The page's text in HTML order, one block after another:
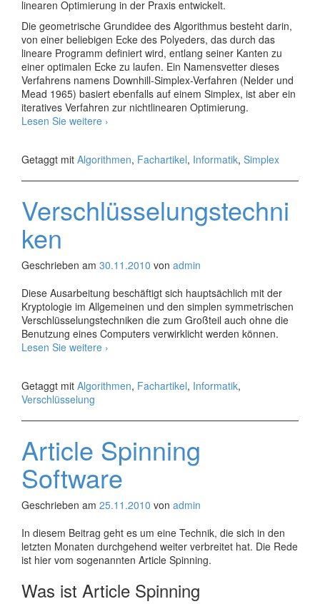
linearen Optimierung in der Praxis entwickelt.
Die geometrische Grundidee des Algorithmus besteht darin,
von einer beliebigen Ecke des Polyeders, das durch das
lineare Programm definiert wird, entlang seiner Kanten zu
einer optimalen Ecke zu laufen. Ein Namensvetter dieses
Verfahrens namens Downhill-Simplex-Verfahren (Nelder und
Mead 1965) basiert ebenfalls auf einem Simplex, ist aber ein
iteratives Verfahren zur nichtlinearen Optimierung.
Lesen Sie weitere Der
›
Getaggt mit Algorithmen, Fachartikel, Informatik, Simplex
Verschlüsselungstechni
ken
Geschrieben am 30.11.2010 von admin
Diese Ausarbeitung beschäftigt sich hauptsächlich mit der
Kryptologie im Allgemeinen und den simplen symmetrischen
Verschlüsselungstechniken die zum Großteil auch ohne die
Benutzung eines Computers verwirklicht werden können.
Lesen Sie weitere Verschlüsselungstechniken
›
Getaggt mit Algorithmen, Fachartikel, Informatik,
Verschlüsselung
Article Spinning
Software
Geschrieben am 25.11.2010 von admin
In diesem Beitrag geht es um eine Technik, die sich in den
letzten Monaten durchgehend weiter verbreitet hat. Die Rede
ist hier vom sogenannten Article Spinning.
Was ist Article Spinning